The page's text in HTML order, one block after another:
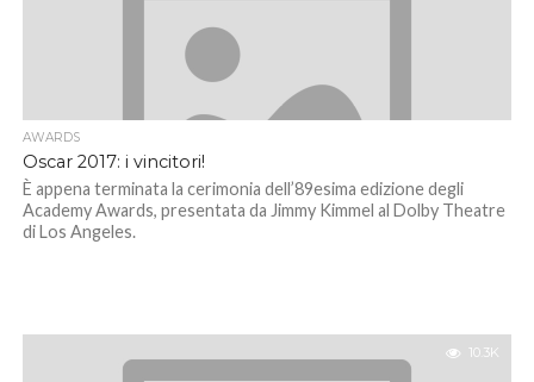
AWARDS
Oscar 2017: i vincitori!
È appena terminata la cerimonia dell’89esima edizione degli
Academy Awards, presentata da Jimmy Kimmel al Dolby Theatre
di Los Angeles.
10.3K